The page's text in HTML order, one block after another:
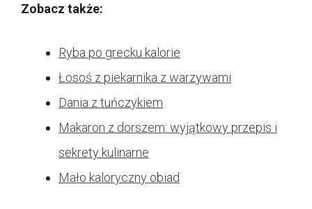
Zobacz także:
Ryba po grecku kalorie
Łosoś z piekarnika z warzywami
Dania z tuńczykiem
Makaron z dorszem: wyjątkowy przepis i
sekrety kulinarne
Mało kaloryczny obiad